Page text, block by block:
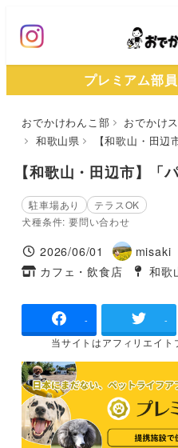
ン
プレミアム部
おでかけわんこ部 おでかけ
和歌山県
【和歌山・田辺
【和歌山・田辺市】「
駐車場あり
テラスOK
犬種条件: 要問い合わせ
投稿日
2026/06/01
著
者
misaki
タグ
カフェ・飲食店
タグ
和歌
- -
当サイトはアフィリエイト